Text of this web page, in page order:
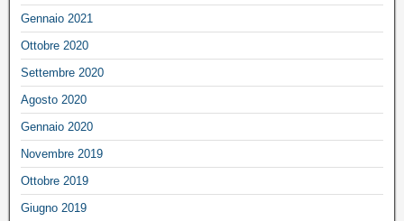
Gennaio 2021
Ottobre 2020
Settembre 2020
Agosto 2020
Gennaio 2020
Novembre 2019
Ottobre 2019
Giugno 2019